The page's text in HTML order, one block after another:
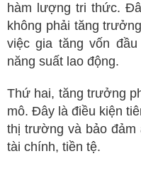
hàm lượng tri thức.
không phải tăng
việc gia tăng vốn
năng suất lao động.
Thứ hai, tăng trưởng
mô. Đây là điều kiện
thị trường và bảo đảm
tài chính, tiền tệ.